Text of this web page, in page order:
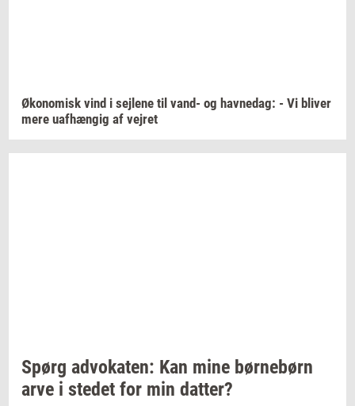
Øko­no­misk vind i sej­le­ne til vand- og hav­nedag: - Vi bli­ver
mere uaf­hæn­gig af vej­ret
Spørg ad­vo­ka­ten: Kan mine bør­ne­børn
arve i ste­det for min dat­ter?